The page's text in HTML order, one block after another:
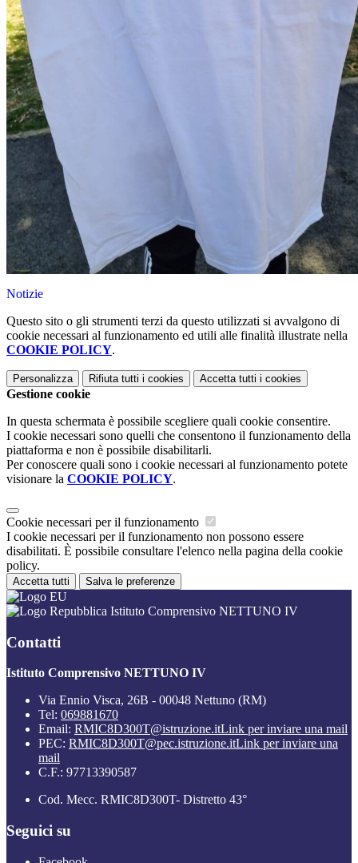
Notizie
Questo sito o gli strumenti terzi da questo utilizzati si avvalgono di
cookie necessari al funzionamento ed utili alle finalità illustrate nella
COOKIE POLICY.
Personalizza Rifiuta tutti i cookies Accetta tutti i cookies
Gestione cookie
In questa schermata è possibile scegliere quali cookie consentire.
I cookie necessari sono quelli che consentono il funzionamento della
piattaforma e non è possibile disabilitarli.
Per conoscere quali sono i cookie necessari al funzionamento potete
visionare la COOKIE POLICY.
Cookie necessari per il funzionamento
I cookie necessari per il funzionamento non possono essere
disabilitati. È possibile consultare l'elenco nella pagina della cookie
policy.
Accetta tutti Salva le preferenze
Istituto Comprensivo NETTUNO IV
Contatti
Istituto Comprensivo NETTUNO IV
Via Ennio Visca, 26B - 00048 Nettuno (RM)
Tel: 069881670
Email: RMIC8D300T@istruzione.itLink per inviare una mail
PEC: RMIC8D300T@pec.istruzione.itLink per inviare una
mail
C.F.: 97713390587
Cod. Mecc. RMIC8D300T- Distretto 43°
Seguici su